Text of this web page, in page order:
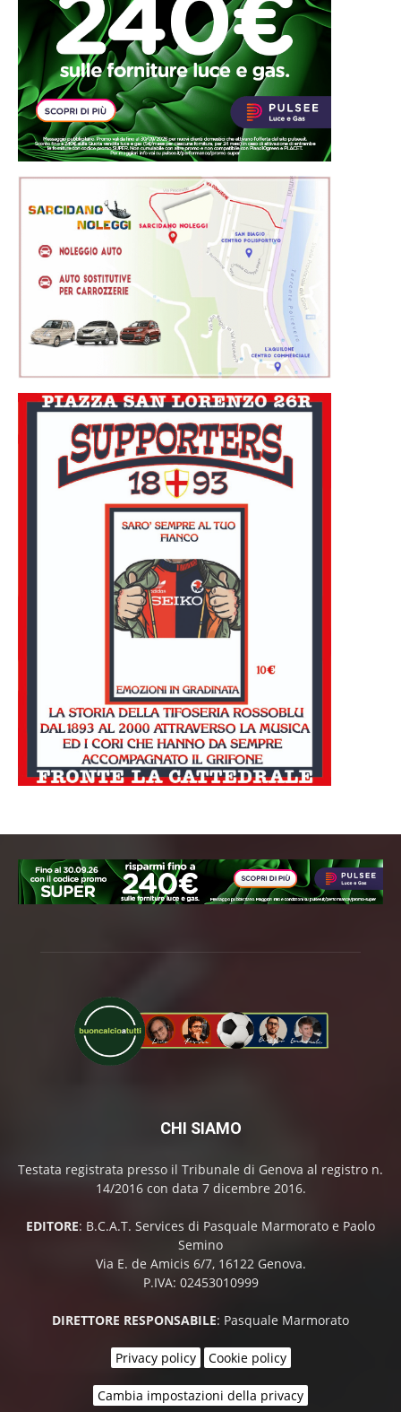
CHI SIAMO
Testata registrata presso il Tribunale di Genova al registro n.
14/2016 con data 7 dicembre 2016.
EDITORE: B.C.A.T. Services di Pasquale Marmorato e Paolo
Semino
Via E. de Amicis 6/7, 16122 Genova.
P.IVA: 02453010999
DIRETTORE RESPONSABILE: Pasquale Marmorato
Privacy policy Cookie policy
Cambia impostazioni della privacy